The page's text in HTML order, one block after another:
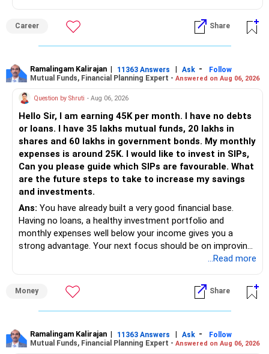
numbers may impact the individual attention and
placement opportunities compared to previous years,
making it a potentially lower priority on your list. All The
Follow RediffGURUS to Know More on 'Careers | Money |
Health | Relationships'.
Career Share
Ramalingam Kalirajan | 11363 Answers | Ask -
Follow
Mutual Funds, Financial Planning Expert - Answered on Aug 06, 2026
Question by Shruti - Aug 06, 2026
Hello Sir, I am earning 45K per month. I have no debts
or loans. I have 35 lakhs mutual funds, 20 lakhs in
shares and 60 lakhs in government bonds. My monthly
expenses is around 25K. I would like to invest in SIPs,
Can you please guide which SIPs are favourable. What
are the future steps to take to increase my savings
and investments.
Ans: You have already built a very good financial base.
Having no loans, a healthy investment portfolio and
monthly expenses well below your income gives you a
strong advantage. Your next focus should be on improving
long-term wealth through disciplined SIPs and regular
» My Assessment
– Mutual funds of Rs.35 lakhs provide long-term growth.
...Read more
Money Share
Ramalingam Kalirajan | 11363 Answers | Ask -
Follow
Mutual Funds, Financial Planning Expert - Answered on Aug 06, 2026